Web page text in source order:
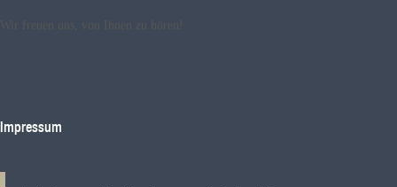
Wir freuen uns, von Ihnen zu hören!
Impressum